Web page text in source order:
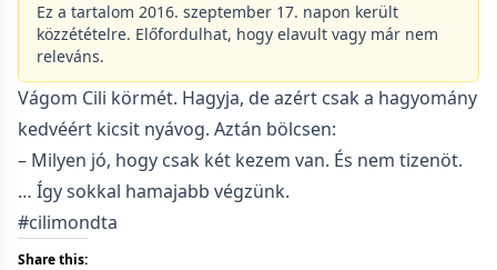
Ez a tartalom 2016. szeptember 17. napon került
közzétételre. Előfordulhat, hogy elavult vagy már nem
releváns.
Vágom Cili körmét. Hagyja, de azért csak a hagyomány
kedvéért kicsit nyávog. Aztán bölcsen:
– Milyen jó, hogy csak két kezem van. És nem tizenöt.
… Így sokkal hamajabb végzünk.
#cilimondta
Share this: